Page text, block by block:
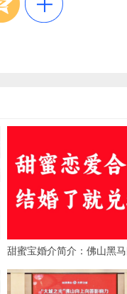
甜蜜宝婚介简介：佛山黑
限公司旗下婚恋服务品牌